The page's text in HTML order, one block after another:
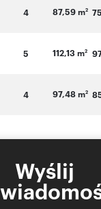
4 87,59 m2
5 112,13 m2
4 97,48 m2
Wyślij